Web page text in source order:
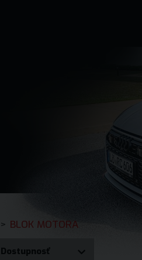
> BLOK MOTORA
Dostupnosť